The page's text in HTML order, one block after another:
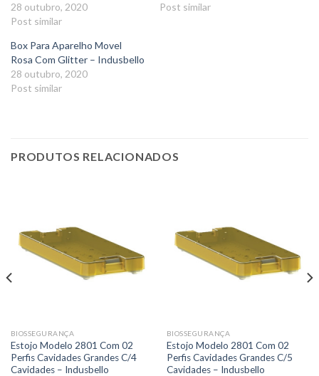
28 outubro, 2020
Post similar
Post similar
Box Para Aparelho Movel
Rosa Com Glitter – Indusbello
28 outubro, 2020
Post similar
PRODUTOS RELACIONADOS
BIOSSEGURANÇA
Estojo Modelo 2801 Com 02
Perfis Cavidades Grandes C/4
Cavidades – Indusbello
BIOSSEGURANÇA
Estojo Modelo 2801 Com 02
Perfis Cavidades Grandes C/5
Cavidades – Indusbello